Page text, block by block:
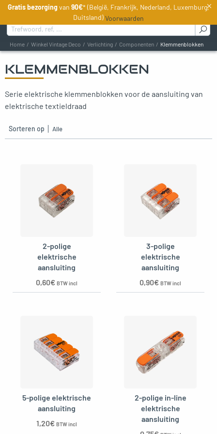
NL
Zoeken naar :
Home Winkel Vintage Deco Verlichting Componenten Klemmenblokken
KLEMMENBLOKKEN
Serie elektrische klemmenblokken voor de aansluiting van
elektrische textieldraad
Sorteren op
2-polige
elektrische
aansluiting
0,60€ BTW incl
3-polige
elektrische
aansluiting
0,90€ BTW incl
5-polige elektrische
aansluiting
1,20€ BTW incl
2-polige in-line
elektrische
aansluiting
menu
menu
menu
Gratis bezorging van 90€* (België, Frankrijk, Nederland, Luxemburg,
Duitsland)Voorwaarden
×